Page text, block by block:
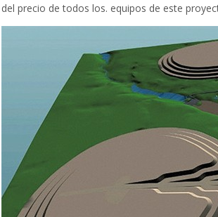
del precio de todos los. equipos de este